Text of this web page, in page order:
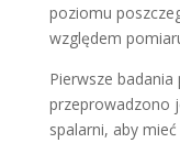
poziomu
względem
Pierwsze
przeprowadzono
spalarni, aby